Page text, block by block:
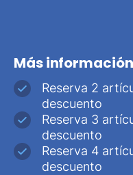
Más información
Reserva 2
descuento
Reserva 3
descuento
Reserva 4
descuento